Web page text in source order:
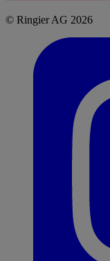
© Ringier AG 2026